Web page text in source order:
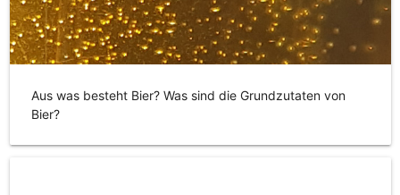
Aus was besteht Bier? Was sind die Grundzutaten von
Bier?